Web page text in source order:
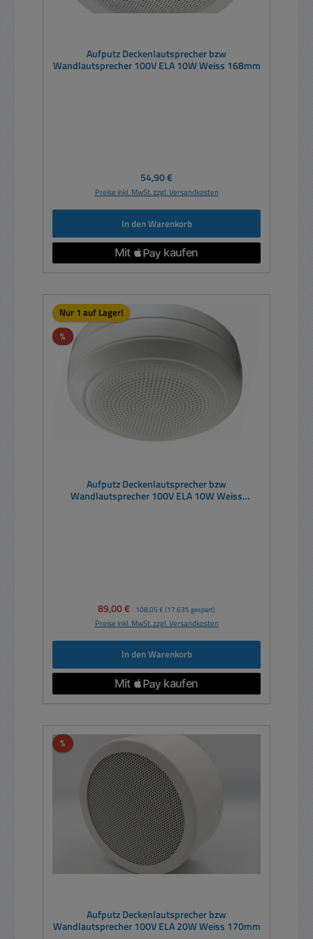
Aufputz Deckenlautsprecher bzw
Wandlautsprecher 100V ELA 10W Weiss 168mm
Regulärer Preis:
54,90 €
Preise inkl. MwSt. zzgl. Versandkosten
In den Warenkorb
Nur 1 auf Lager!
%Rabatt
Aufputz Deckenlautsprecher bzw
Wandlautsprecher 100V ELA 10W Weiss
Verkaufspreis:
89,00 € Regulärer Preis:
108,05 € (17.63% gespart)
Preise inkl. MwSt. zzgl. Versandkosten
In den Warenkorb
%Rabatt
Aufputz Deckenlautsprecher bzw
Wandlautsprecher 100V ELA 20W Weiss 170mm